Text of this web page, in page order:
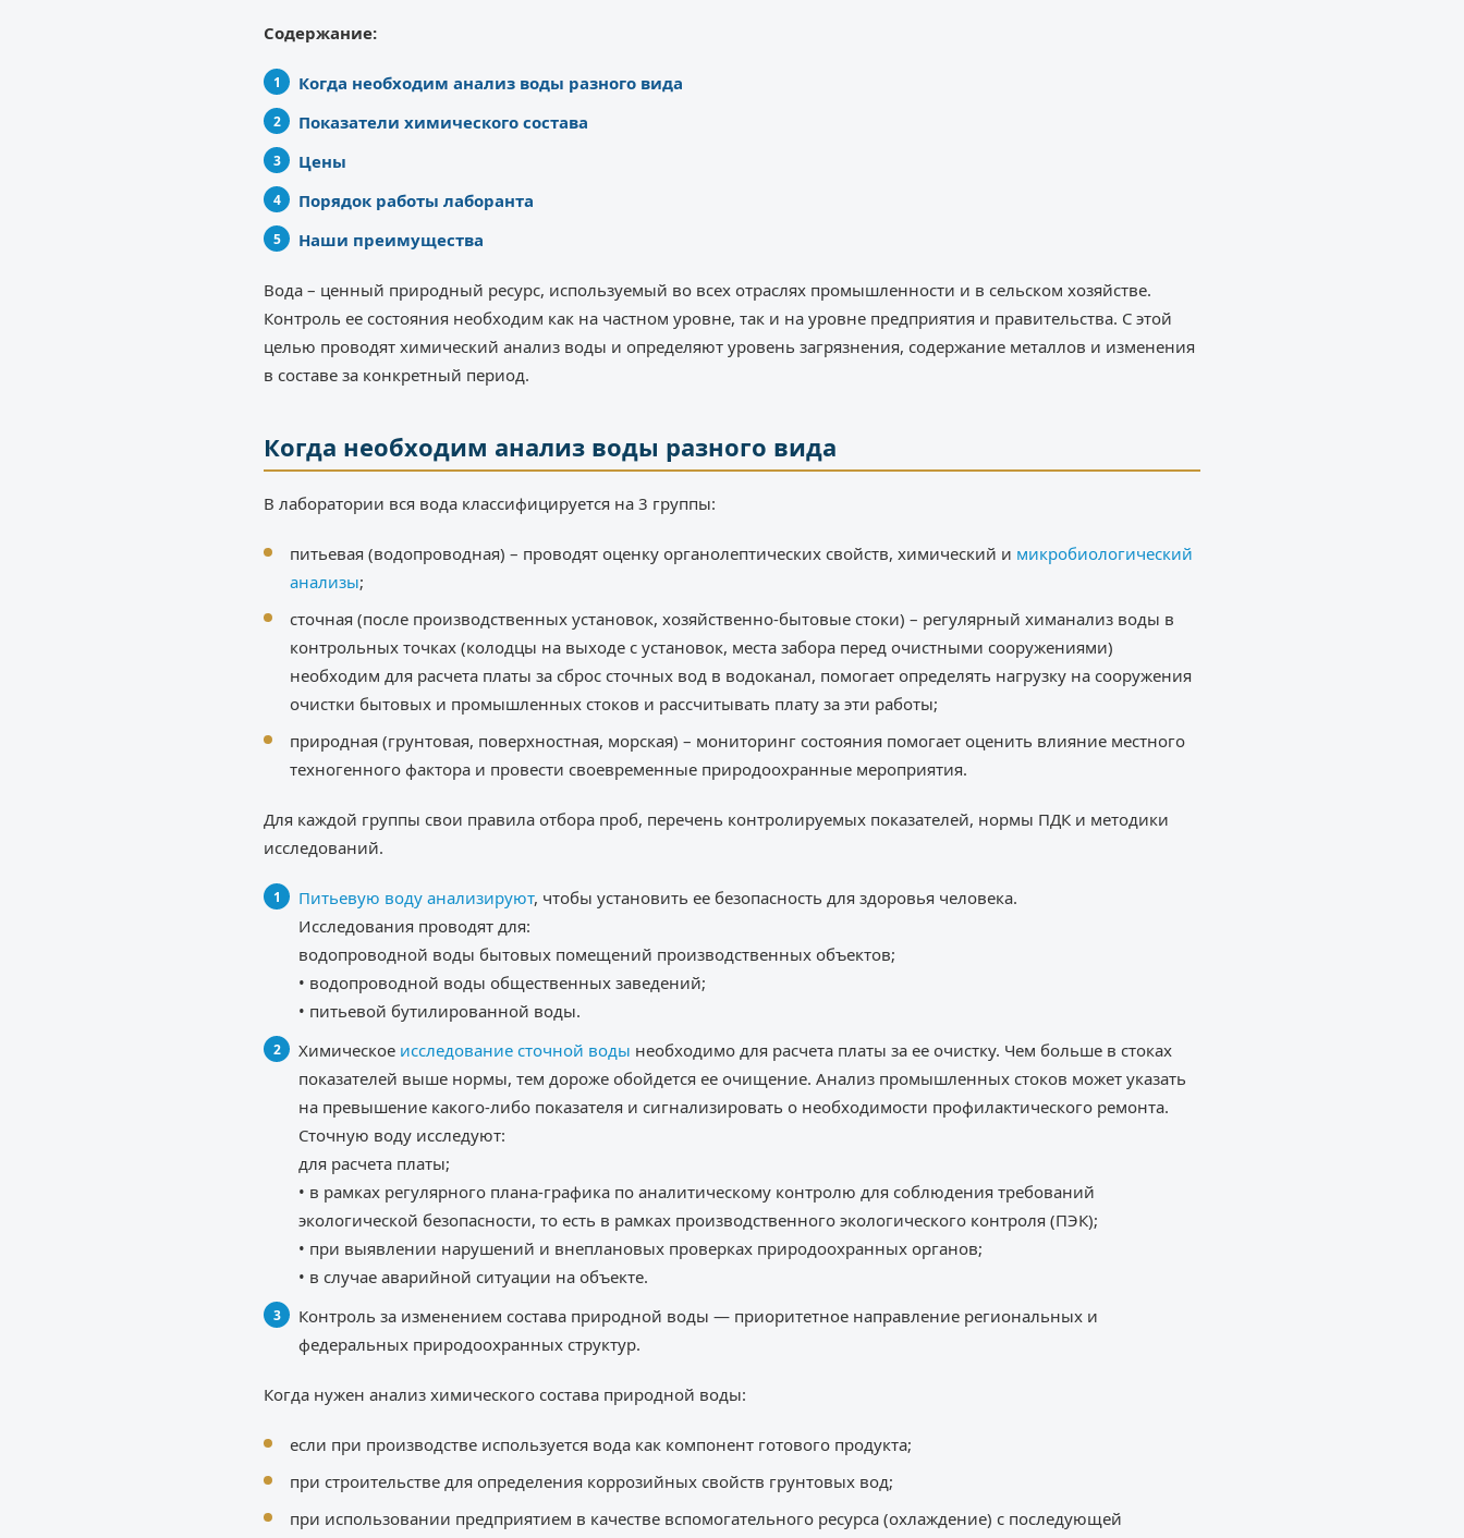
Содержание:
Когда необходим анализ воды разного вида
Показатели химического состава
Цены
Порядок работы лаборанта
Наши преимущества
Вода – ценный природный ресурс, используемый во всех отраслях промышленности и в сельском хозяйстве.
Контроль ее состояния необходим как на частном уровне, так и на уровне предприятия и правительства. С этой
целью проводят химический анализ воды и определяют уровень загрязнения, содержание металлов и изменения
в составе за конкретный период.
Когда необходим анализ воды разного вида
В лаборатории вся вода классифицируется на 3 группы:
питьевая (водопроводная) – проводят оценку органолептических свойств, химический и микробиологический
анализы;
сточная (после производственных установок, хозяйственно-бытовые стоки) – регулярный химанализ воды в
контрольных точках (колодцы на выходе с установок, места забора перед очистными сооружениями)
необходим для расчета платы за сброс сточных вод в водоканал, помогает определять нагрузку на сооружения
очистки бытовых и промышленных стоков и рассчитывать плату за эти работы;
природная (грунтовая, поверхностная, морская) – мониторинг состояния помогает оценить влияние местного
техногенного фактора и провести своевременные природоохранные мероприятия.
Для каждой группы свои правила отбора проб, перечень контролируемых показателей, нормы ПДК и методики
исследований.
Питьевую воду анализируют, чтобы установить ее безопасность для здоровья человека.
Исследования проводят для:
водопроводной воды бытовых помещений производственных объектов;
• водопроводной воды общественных заведений;
• питьевой бутилированной воды.
Химическое исследование сточной воды необходимо для расчета платы за ее очистку. Чем больше в стоках
показателей выше нормы, тем дороже обойдется ее очищение. Анализ промышленных стоков может указать
на превышение какого-либо показателя и сигнализировать о необходимости профилактического ремонта.
Сточную воду исследуют:
для расчета платы;
• в рамках регулярного плана-графика по аналитическому контролю для соблюдения требований
экологической безопасности, то есть в рамках производственного экологического контроля (ПЭК);
• при выявлении нарушений и внеплановых проверках природоохранных органов;
• в случае аварийной ситуации на объекте.
Контроль за изменением состава природной воды — приоритетное направление региональных и
федеральных природоохранных структур.
Когда нужен анализ химического состава природной воды:
если при производстве используется вода как компонент готового продукта;
при строительстве для определения коррозийных свойств грунтовых вод;
при использовании предприятием в качестве вспомогательного ресурса (охлаждение) с последующей